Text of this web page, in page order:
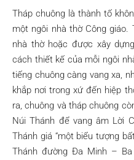
Tháp chuông là thành tố
một ngôi nhà thờ Công giáo.
nhà thờ hoặc được xây
cách thiết kế của mỗi ngôi
tiếng chuông càng vang xa,
khắp nơi trong xứ đến hiệp
ra, chuông và tháp chuông
Núi Thánh để vang âm Lời
Thánh giá “một biểu tượng
Thánh đường Đa Minh –